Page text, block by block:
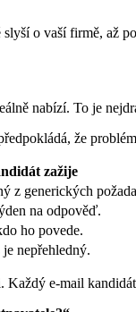
o vaší firmě, až
nabízí. To je
že
zažije
z generických
na odpověď.
ho povede.
nepřehledný.
e-mail